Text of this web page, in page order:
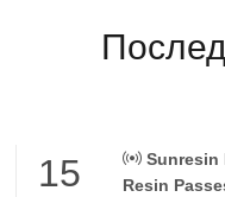
15
Sunresin
Resin